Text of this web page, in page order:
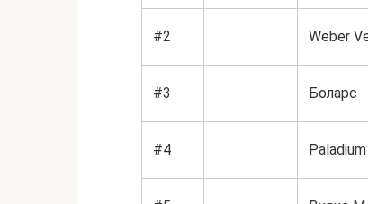
#2 Weber
#3 Боларс
#4